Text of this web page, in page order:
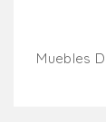
Muebles